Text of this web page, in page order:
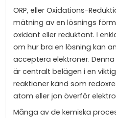
ORP, eller Oxidations-
mätning av en lösnings
oxidant eller reduktant. I
om hur bra en lösning kan
acceptera elektroner.
är centralt belägen i en
reaktioner känd som
atom eller jon överför
Många av de kemiska